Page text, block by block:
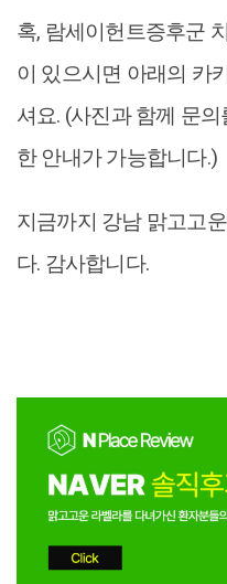
혹, 람세이헌트증후군
이 있으시면 아래의 카
셔요. (사진과 함께 문
한 안내가 가능합니다.)
지금까지 강남 맑고고
다. 감사합니다.